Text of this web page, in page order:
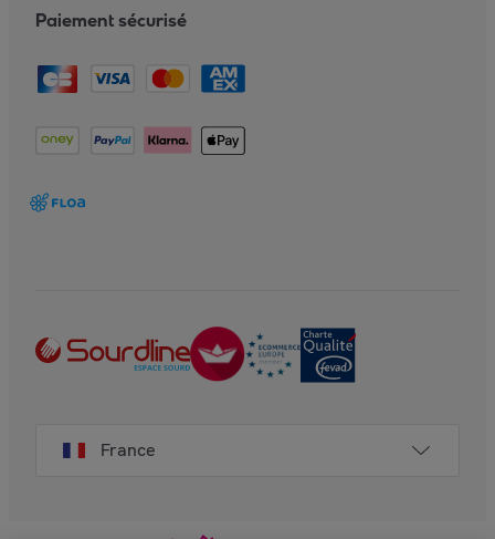
Paiement sécurisé
France